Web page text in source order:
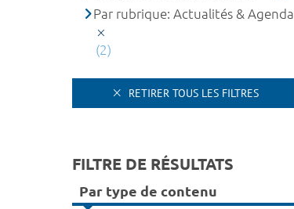
Par rubrique: Actualités & Agenda
(2)
RETIRER TOUS LES FILTRES
FILTRE DE RÉSULTATS
Par type de contenu